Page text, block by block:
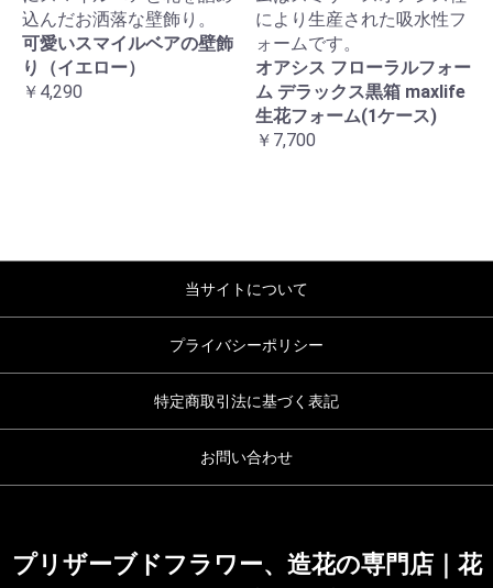
込んだお洒落な壁飾り。
可愛いスマイルベアの壁飾
り（イエロー）
￥4,290
により生産された吸水性フ
ォームです。
オアシス フローラルフォー
ム デラックス黒箱 maxlife
生花フォーム(1ケース)
￥7,700
当サイトについて
プライバシーポリシー
特定商取引法に基づく表記
お問い合わせ
プリザーブドフラワー、造花の専門店｜花